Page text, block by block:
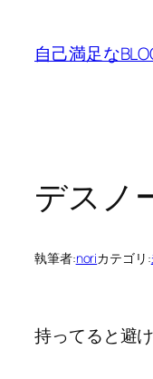
自己満足な
デスノ
執筆者:noriカテゴリ:
持ってると避